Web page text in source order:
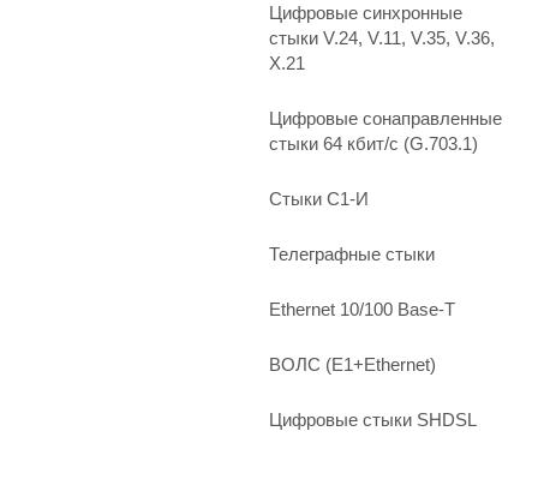
Цифровые синхронные
стыки V.24, V.11, V.35, V.36,
X.21
Цифровые сонаправленные
стыки 64 кбит/с (G.703.1)
Стыки С1-И
Телеграфные стыки
Ethernet 10/100 Base-T
ВОЛС (E1+Ethernet)
Цифровые стыки SHDSL